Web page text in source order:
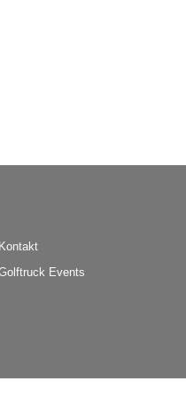
€
€.
Kontakt
Events